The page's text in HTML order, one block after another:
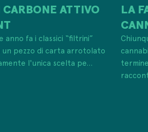
ATTIVO
anno fa i classici “filtrini”
un pezzo di carta arrotolato
l'unica scelta pe...
LA